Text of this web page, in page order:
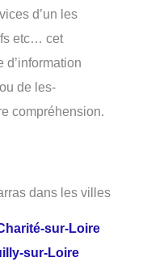
d’un les
etc… cet
d’information
de les-
compréhension.
dans les villes
sur-Loire
sur-Loire